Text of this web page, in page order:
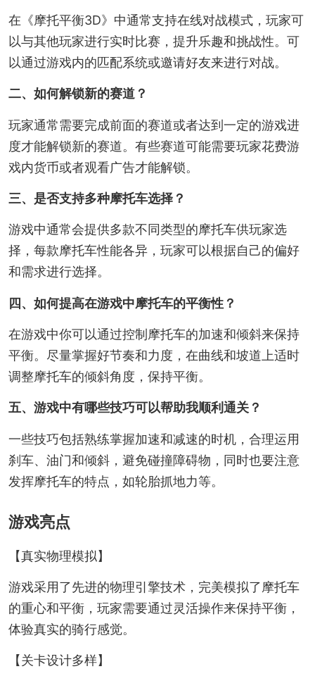
在《摩托平衡3D》中通常支持在线对战模式，玩家可
以与其他玩家进行实时比赛，提升乐趣和挑战性。可
以通过游戏内的匹配系统或邀请好友来进行对战。
二、如何解锁新的赛道？
玩家通常需要完成前面的赛道或者达到一定的游戏进
度才能解锁新的赛道。有些赛道可能需要玩家花费游
戏内货币或者观看广告才能解锁。
三、是否支持多种摩托车选择？
游戏中通常会提供多款不同类型的摩托车供玩家选
择，每款摩托车性能各异，玩家可以根据自己的偏好
和需求进行选择。
四、如何提高在游戏中摩托车的平衡性？
在游戏中你可以通过控制摩托车的加速和倾斜来保持
平衡。尽量掌握好节奏和力度，在曲线和坡道上适时
调整摩托车的倾斜角度，保持平衡。
五、游戏中有哪些技巧可以帮助我顺利通关？
一些技巧包括熟练掌握加速和减速的时机，合理运用
刹车、油门和倾斜，避免碰撞障碍物，同时也要注意
发挥摩托车的特点，如轮胎抓地力等。
游戏亮点
【真实物理模拟】
游戏采用了先进的物理引擎技术，完美模拟了摩托车
的重心和平衡，玩家需要通过灵活操作来保持平衡，
体验真实的骑行感觉。
【关卡设计多样】